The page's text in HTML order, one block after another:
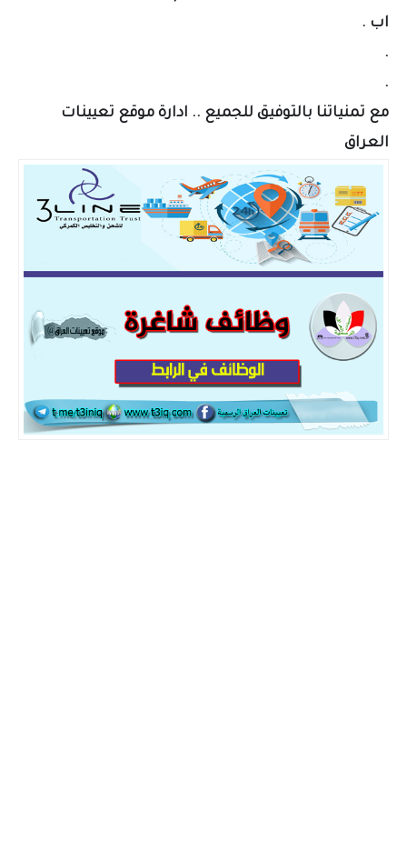
اب .
.
.
مع تمنياتنا بالتوفيق للجميع .. ادارة موقع تعيينات
العراق